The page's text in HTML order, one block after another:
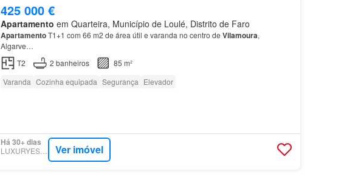
425 000 €
Apartamento em Quarteira, Município de Loulé, Distrito de Faro
ApartamentoT1+1 com 66 m2 de área útil e varanda no centro de Vilamoura,
Algarve…
T2
2 banheiros
85 m²
Varanda Cozinha equipada Segurança Elevador
Há 30+ dias
LUXURYESTATE Ver imóvel